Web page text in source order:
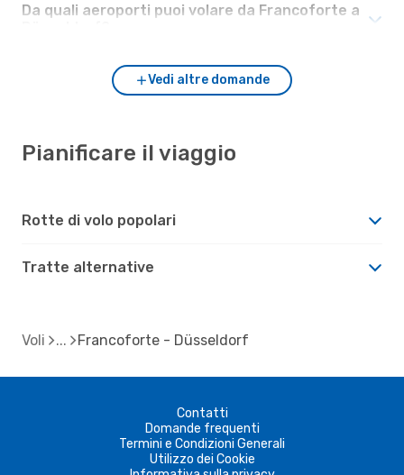
Da quali aeroporti puoi volare da Francoforte a
Vedi altre domande
Pianificare il viaggio
Rotte di volo popolari
Tratte alternative
Voli Francoforte - Düsseldorf
Contatti
Domande frequenti
Termini e Condizioni Generali
Utilizzo dei Cookie